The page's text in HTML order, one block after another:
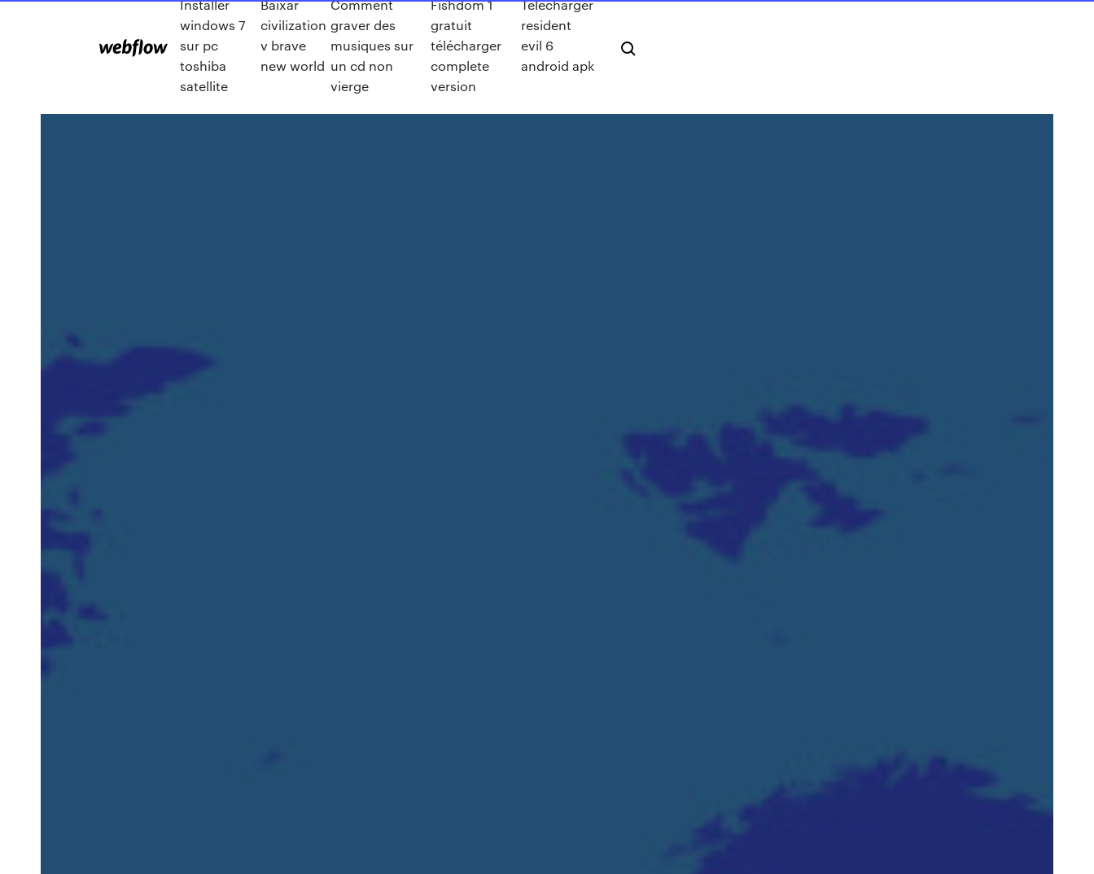
Installer
windows 7
sur pc
toshiba
satellite
Baixar
civilization
v brave
new world
Comment
graver des
musiques sur
un cd non
vierge
Fishdom 1
gratuit
télécharger
complete
version
Telecharger
resident
evil 6
android apk